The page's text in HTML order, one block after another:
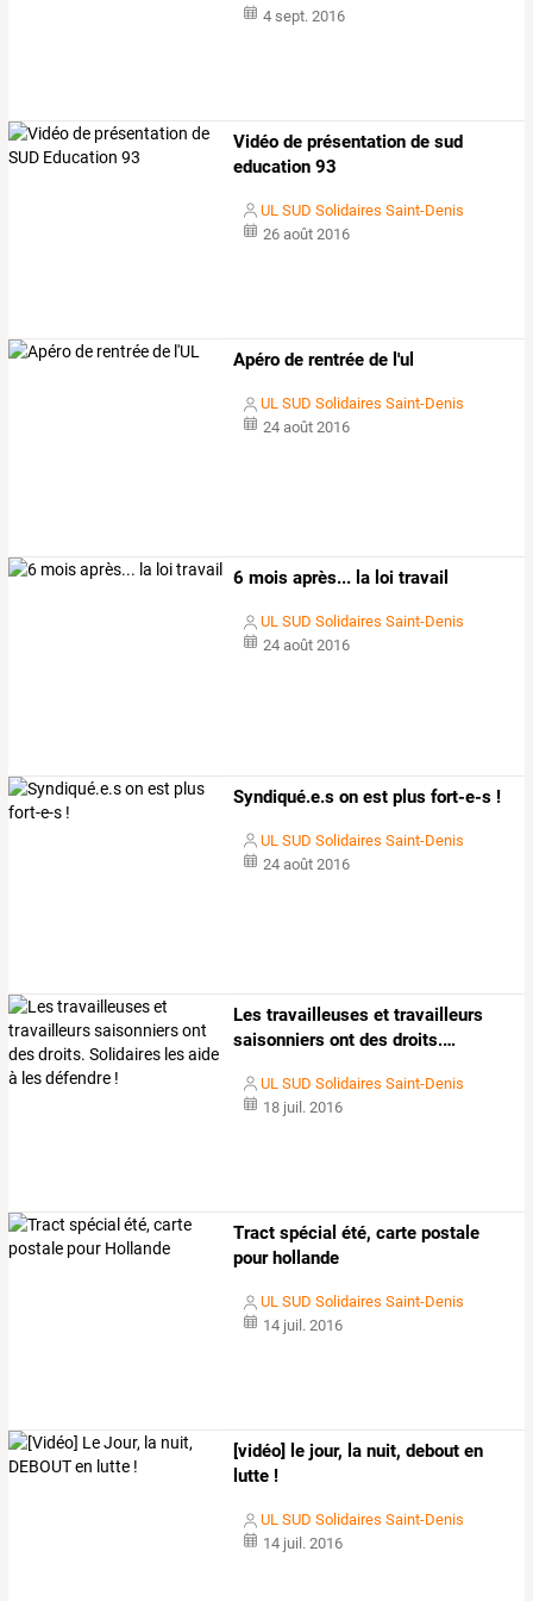
4 sept. 2016
Vidéo de présentation de sud
education 93
UL SUD Solidaires Saint-Denis
26 août 2016
Apéro de rentrée de l'ul
UL SUD Solidaires Saint-Denis
24 août 2016
6 mois après... la loi travail
UL SUD Solidaires Saint-Denis
24 août 2016
Syndiqué.e.s on est plus fort-e-s !
UL SUD Solidaires Saint-Denis
24 août 2016
Les travailleuses et travailleurs
saisonniers ont des droits.…
UL SUD Solidaires Saint-Denis
18 juil. 2016
Tract spécial été, carte postale
pour hollande
UL SUD Solidaires Saint-Denis
14 juil. 2016
[vidéo] le jour, la nuit, debout en
lutte !
UL SUD Solidaires Saint-Denis
14 juil. 2016